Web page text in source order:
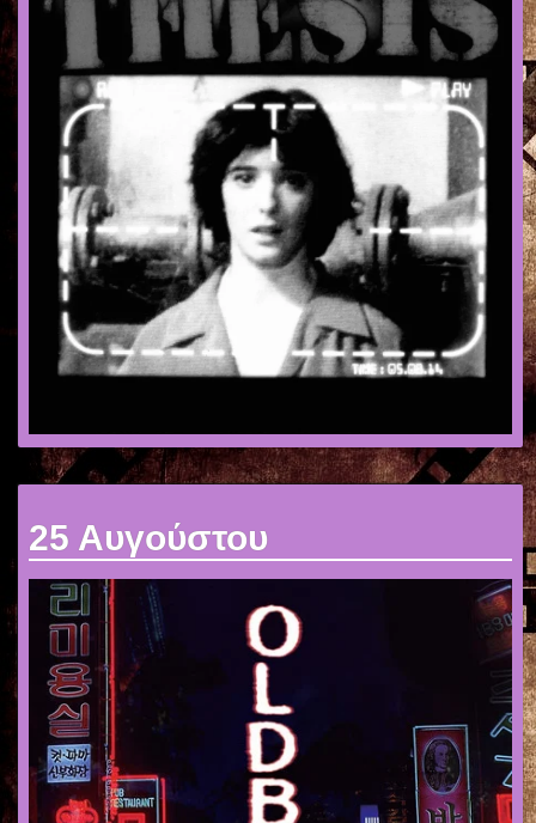
25 Αυγούστου